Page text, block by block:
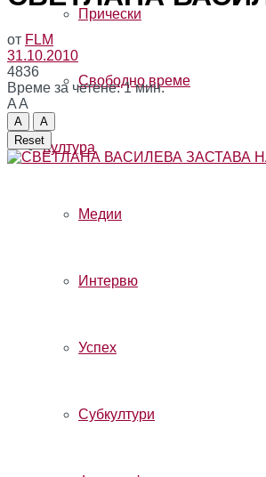
Прически
Свободно време
Култура
Медии
Интервю
Успех
Субкултури
от FLM
31.10.2010
4836
Време за четене: 1 мин.
AA
A
A
Reset